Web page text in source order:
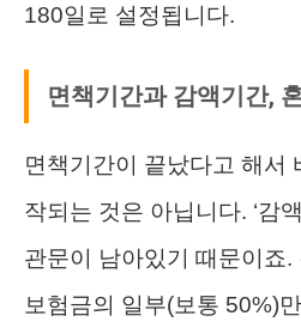
180일로 설정됩니다.
면책기간과 감액기간,
면책기간이 끝났다고 해서
작되는 것은 아닙니다. ‘감
관문이 남아있기 때문이죠.
보험금의 일부(보통 50%)